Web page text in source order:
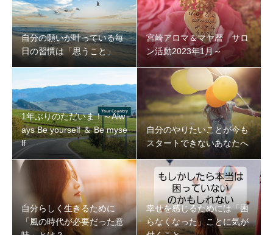
自分の願いが叶っている毎
日の習慣は「思うこと」
宮崎アロマ＆マヤ暦 サロ
ン活動2023年1月～
1年ぶりのただいま！～Alw
ays Be yourself ＆ Be myse
lf
自分のやりたいことが今も
スタートできないあなたへ
自分らしく生きるために
「風の時代が必要だった意
幸せを感じるためには「困
らなくなった」ことに気が